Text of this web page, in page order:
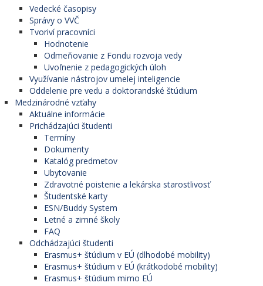
Vedecké časopisy
Správy o VVČ
Tvoriví pracovníci
Hodnotenie
Odmeňovanie z Fondu rozvoja vedy
Uvoľnenie z pedagogických úloh
Využívanie nástrojov umelej inteligencie
Oddelenie pre vedu a doktorandské štúdium
Medzinárodné vzťahy
Aktuálne informácie
Prichádzajúci študenti
Termíny
Dokumenty
Katalóg predmetov
Ubytovanie
Zdravotné poistenie a lekárska starostlivosť
Študentské karty
ESN/Buddy System
Letné a zimné školy
FAQ
Odchádzajúci študenti
Erasmus+ štúdium v EÚ (dlhodobé mobility)
Erasmus+ štúdium v EÚ (krátkodobé mobility)
Erasmus+ štúdium mimo EÚ